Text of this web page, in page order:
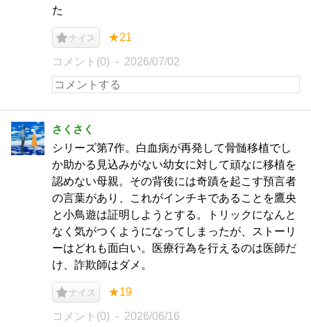
た
ナイス ★21
コメント(0) 2026/07/02
さくさく
シリーズ第7作。白血病が再発して骨髄移植でし
か助かる見込みがない幼女に対して頑なに移植を
認めない母親。その背後には奇蹟を起こす預言者
の言葉があり、これがインチキであることを鷹央
と小鳥遊は証明しようとする。トリックになんと
なく気がつくようになってしまったが、ストーリ
ーはどれも面白い。医療行為を行えるのは医師だ
け、詐欺師はダメ。
ナイス ★19
コメント(0) 2026/06/16